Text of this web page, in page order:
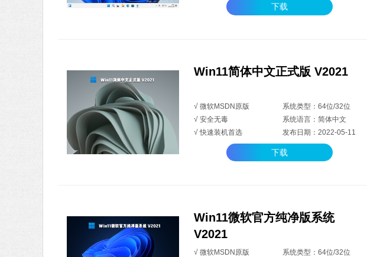
下载
Win11简体中文正式版 V2021
√ 微软MSDN原版
系统类型：64位/32位
√ 安全无毒
系统语言：简体中文
√ 快速装机首选
发布日期：2022-05-11
下载
Win11微软官方纯净版系统
V2021
√ 微软MSDN原版
系统类型：64位/32位